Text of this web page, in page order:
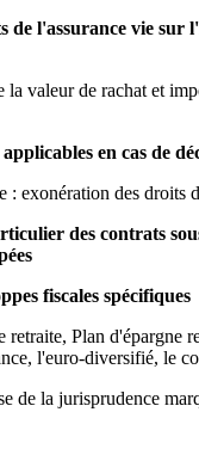
de l'assurance vie sur
la valeur de rachat et
en cas de
: exonération des droits
des contrats
fiscales spécifiques
retraite, Plan d'épargne
l'euro-diversifié, le
de la jurisprudence